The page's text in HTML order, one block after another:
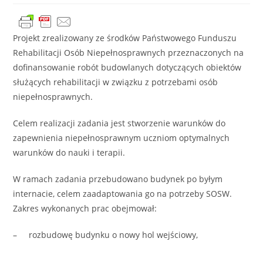
Projekt zrealizowany ze środków Państwowego Funduszu
Rehabilitacji Osób Niepełnosprawnych przeznaczonych na
dofinansowanie robót budowlanych dotyczących obiektów
służących rehabilitacji w związku z potrzebami osób
niepełnosprawnych.
Celem realizacji zadania jest stworzenie warunków do
zapewnienia niepełnosprawnym uczniom optymalnych
warunków do nauki i terapii.
W ramach zadania przebudowano budynek po byłym
internacie, celem zaadaptowania go na potrzeby SOSW.
Zakres wykonanych prac obejmował:
– rozbudowę budynku o nowy hol wejściowy,